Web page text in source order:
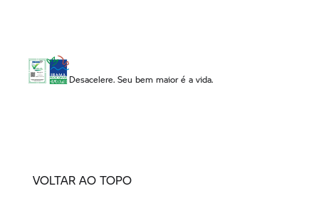
Desacelere. Seu bem maior é a vida.
VOLTAR AO TOPO